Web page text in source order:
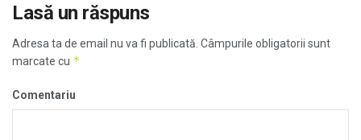
Lasă un răspuns
Adresa ta de email nu va fi publicată. Câmpurile obligatorii sunt
marcate cu *
Comentariu